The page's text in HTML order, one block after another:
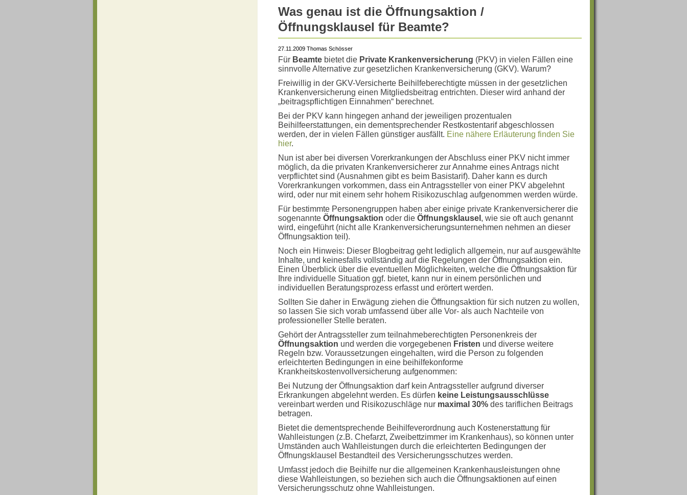
Was genau ist die Öffnungsaktion /
Öffnungsklausel für Beamte?
27.11.2009 Thomas Schösser
Für Beamte bietet die Private Krankenversicherung (PKV) in vielen Fällen eine
sinnvolle Alternative zur gesetzlichen Krankenversicherung (GKV). Warum?
Freiwillig in der GKV-Versicherte Beihilfeberechtigte müssen in der gesetzlichen
Krankenversicherung einen Mitgliedsbeitrag entrichten. Dieser wird anhand der
„beitragspflichtigen Einnahmen“ berechnet.
Bei der PKV kann hingegen anhand der jeweiligen prozentualen
Beihilfeerstattungen, ein dementsprechender Restkostentarif abgeschlossen
werden, der in vielen Fällen günstiger ausfällt. Eine nähere Erläuterung finden Sie
hier.
Nun ist aber bei diversen Vorerkrankungen der Abschluss einer PKV nicht immer
möglich, da die privaten Krankenversicherer zur Annahme eines Antrags nicht
verpflichtet sind (Ausnahmen gibt es beim Basistarif). Daher kann es durch
Vorerkrankungen vorkommen, dass ein Antragssteller von einer PKV abgelehnt
wird, oder nur mit einem sehr hohem Risikozuschlag aufgenommen werden würde.
Für bestimmte Personengruppen haben aber einige private Krankenversicherer die
sogenannte Öffnungsaktion oder die Öffnungsklausel , wie sie oft auch genannt
wird, eingeführt (nicht alle Krankenversicherungsunternehmen nehmen an dieser
Öffnungsaktion teil).
Noch ein Hinweis: Dieser Blogbeitrag geht lediglich allgemein, nur auf ausgewählte
Inhalte, und keinesfalls vollständig auf die Regelungen der Öffnungsaktion ein.
Einen Überblick über die eventuellen Möglichkeiten, welche die Öffnungsaktion für
Ihre individuelle Situation ggf. bietet, kann nur in einem persönlichen und
individuellen Beratungsprozess erfasst und erörtert werden.
Sollten Sie daher in Erwägung ziehen die Öffnungsaktion für sich nutzen zu wollen,
so lassen Sie sich vorab umfassend über alle Vor- als auch Nachteile von
professioneller Stelle beraten.
Gehört der Antragssteller zum teilnahmeberechtigten Personenkreis der
Öffnungsaktion und werden die vorgegebenen Fristen und diverse weitere
Regeln bzw. Voraussetzungen eingehalten, wird die Person zu folgenden
erleichterten Bedingungen in eine beihilfekonforme
Krankheitskostenvollversicherung aufgenommen:
Bei Nutzung der Öffnungsaktion darf kein Antragssteller aufgrund diverser
Erkrankungen abgelehnt werden. Es dürfen keine Leistungsausschlüsse
vereinbart werden und Risikozuschläge nur maximal 30% des tariflichen Beitrags
betragen.
Bietet die dementsprechende Beihilfeverordnung auch Kostenerstattung für
Wahlleistungen (z.B. Chefarzt, Zweibettzimmer im Krankenhaus), so können unter
Umständen auch Wahlleistungen durch die erleichterten Bedingungen der
Öffnungsklausel Bestandteil des Versicherungsschutzes werden.
Umfasst jedoch die Beihilfe nur die allgemeinen Krankenhausleistungen ohne
diese Wahlleistungen, so beziehen sich auch die Öffnungsaktionen auf einen
Versicherungsschutz ohne Wahlleistungen.